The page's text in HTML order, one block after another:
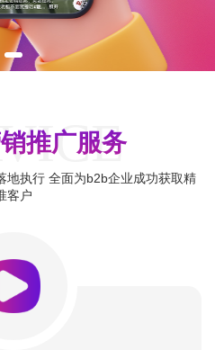
推广服务
地执行 全面为b2b企业成功获取精
客户